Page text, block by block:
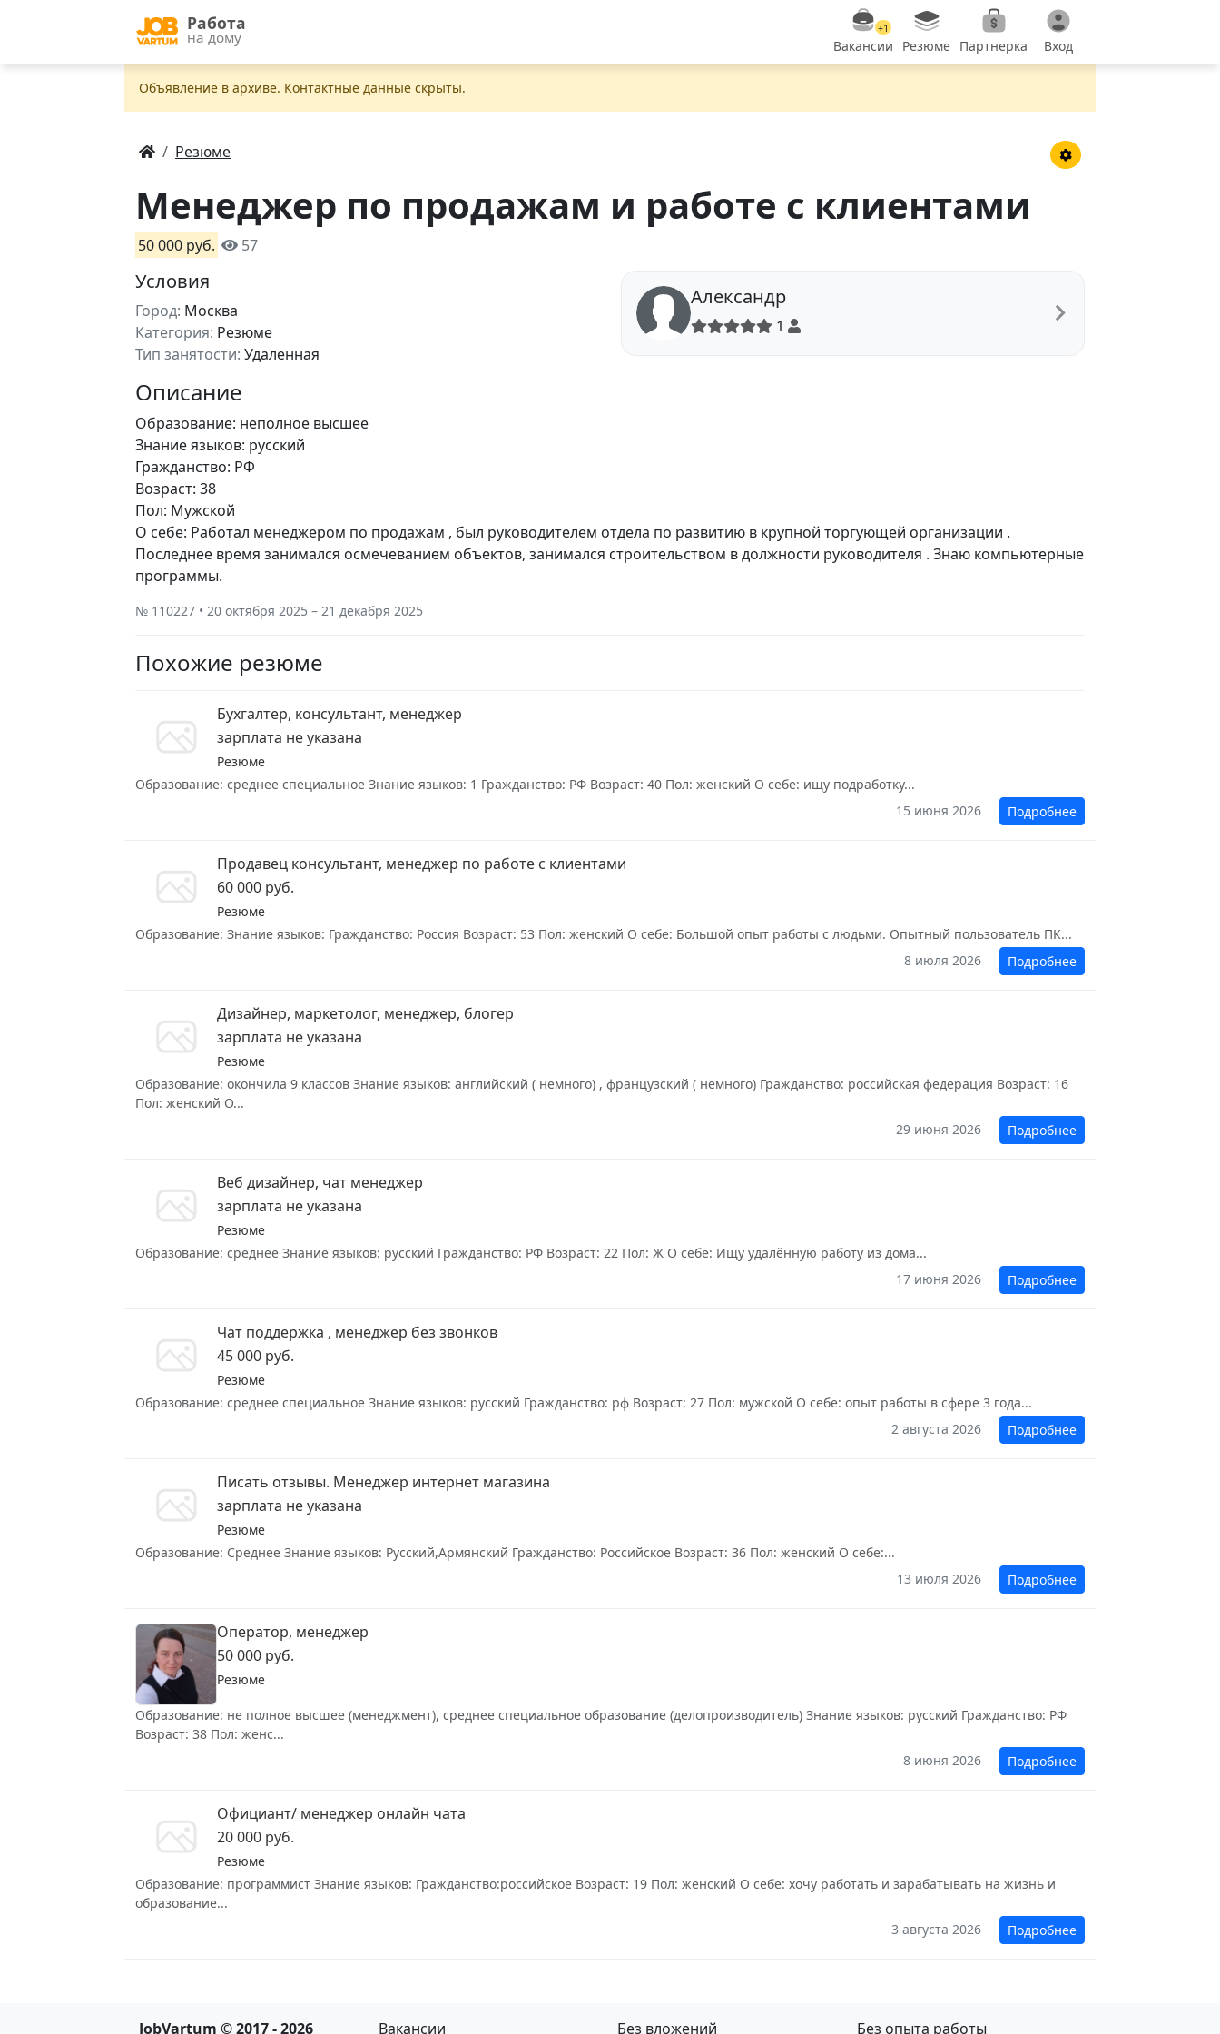
Работа
на дому
+1
Вакансии Резюме Партнерка Вход
Объявление в apxивe. Контактные данные скрыты.
Резюме
Менеджер по продажам и работе с клиентами
50 000 руб. 57
Условия
Город: Москва
Категория: Резюме
Тип занятости: Удаленная
Александр
1
Описание
Образование: неполное высшее
Знание языков: русский
Гражданство: РФ
Возраст: 38
Пол: Мужской
О себе: Работал менеджером по продажам , был руководителем отдела по развитию в крупной торгующей организации .
Последнее время занимался осмечеванием объектов, занимался строительством в должности руководителя . Знаю компьютерные
программы.
№ 110227 • 20 октября 2025 – 21 декабря 2025
Похожие резюме
Бухгалтер, консультант, менеджер
зарплата не указана
Резюме
Образование: среднее специальное Знание языков: 1 Гражданство: РФ Возраст: 40 Пол: женский О себе: ищу подработку...
15 июня 2026
Подробнее
Продавец консультант, менеджер по работе с клиентами
60 000 руб.
Резюме
Образование: Знание языков: Гражданство: Россия Возраст: 53 Пол: женский О себе: Большой опыт работы с людьми. Опытный пользователь ПК...
8 июля 2026
Подробнее
Дизайнер, маркетолог, менеджер, блогер
зарплата не указана
Резюме
Образование: окончила 9 классов Знание языков: английский ( немного) , французский ( немного) Гражданство: российская федерация Возраст: 16
Пол: женский О...
29 июня 2026
Подробнее
Веб дизайнер, чат менеджер
зарплата не указана
Резюме
Образование: среднее Знание языков: русский Гражданство: РФ Возраст: 22 Пол: Ж О себе: Ищу удалённую работу из дома...
17 июня 2026
Подробнее
Чат поддержка , менеджер без звонков
45 000 руб.
Резюме
Образование: среднее специальное Знание языков: русский Гражданство: рф Возраст: 27 Пол: мужской О себе: опыт работы в сфере 3 года...
2 августа 2026
Подробнее
Писать отзывы. Менеджер интернет магазина
зарплата не указана
Резюме
Образование: Среднее Знание языков: Русский,Армянский Гражданство: Российское Возраст: 36 Пол: женский О себе:...
13 июля 2026
Подробнее
Оператор, менеджер
50 000 руб.
Резюме
Образование: не полное высшее (менеджмент), среднее специальное образование (делопроизводитель) Знание языков: русский Гражданство: РФ
Возраст: 38 Пол: женс...
8 июня 2026
Подробнее
Официант/ менеджер онлайн чата
20 000 руб.
Резюме
Образование: программист Знание языков: Гражданство:российское Возраст: 19 Пол: женский О себе: хочу работать и зарабатывать на жизнь и
образование...
3 августа 2026
Подробнее
JobVartum © 2017 - 2026 Вакансии Без вложений Без опыта работы